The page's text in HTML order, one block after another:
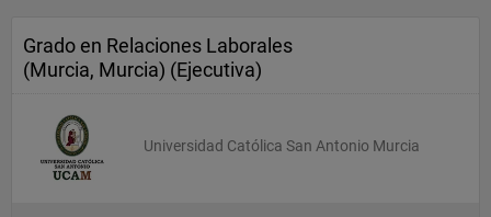
Grado en Relaciones Laborales
(Murcia, Murcia) (Ejecutiva)
Universidad Católica San Antonio Murcia